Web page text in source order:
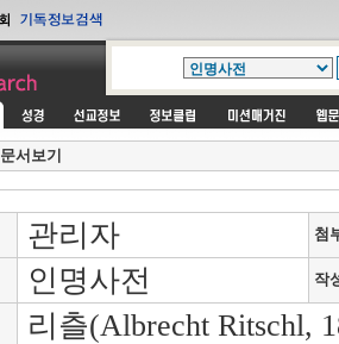
문서보기
관리자 첨
인명사전 작
리츨(Albrecht Ritschl,